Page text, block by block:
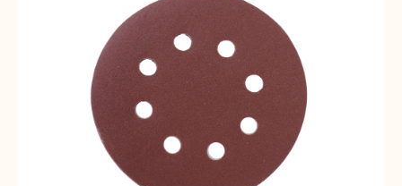
СЕЛЬХОЗТЕХНИКА
ОБОРУДОВАНИЕ
Забыли пароль?
Регистрация